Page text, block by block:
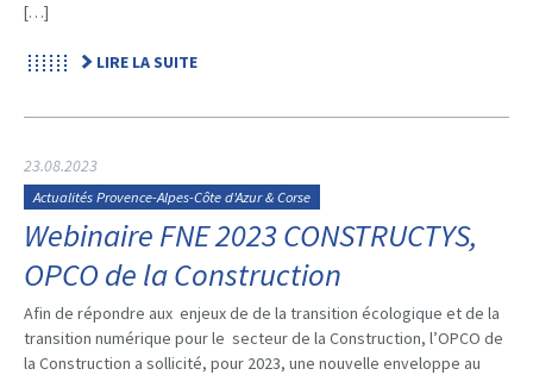
[…]
LIRE LA SUITE
23.08.2023
Actualités Provence-Alpes-Côte d'Azur & Corse
Webinaire FNE 2023 CONSTRUCTYS,
OPCO de la Construction
Afin de répondre aux enjeux de de la transition écologique et de la
transition numérique pour le secteur de la Construction, l’OPCO de
la Construction a sollicité, pour 2023, une nouvelle enveloppe au